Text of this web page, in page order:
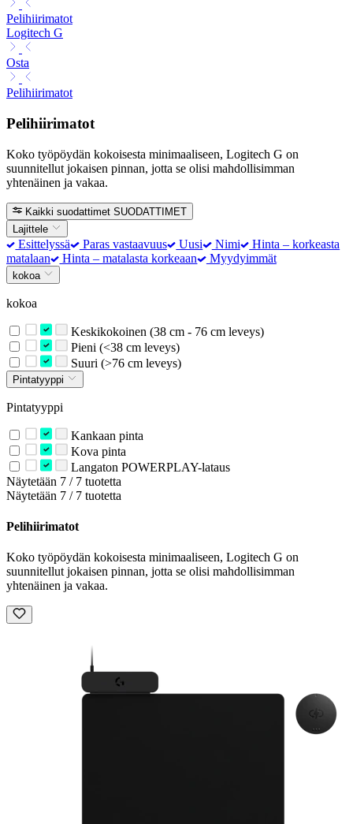
Pelihiirimatot
Logitech G
Osta
Pelihiirimatot
Pelihiirimatot
Koko työpöydän kokoisesta minimaaliseen, Logitech G on
suunnitellut jokaisen pinnan, jotta se olisi mahdollisimman
yhtenäinen ja vakaa.
Kaikki suodattimet SUODATTIMET
Lajittele
Esittelyssä Paras vastaavuus Uusi Nimi
Hinta – korkeasta
matalaan
Hinta – matalasta korkeaan Myydyimmät
kokoa
kokoa
Keskikokoinen (38 cm - 76 cm leveys)
Pieni (<38 cm leveys)
Suuri (>76 cm leveys)
Pintatyyppi
Pintatyyppi
Kankaan pinta
Kova pinta
Langaton POWERPLAY-lataus
Näytetään 7 / 7 tuotetta
Näytetään 7 / 7 tuotetta
Pelihiirimatot
Koko työpöydän kokoisesta minimaaliseen, Logitech G on
suunnitellut jokaisen pinnan, jotta se olisi mahdollisimman
yhtenäinen ja vakaa.